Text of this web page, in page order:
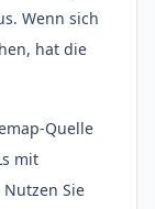
Wenn sich
hat die
Quelle
mit
Sie